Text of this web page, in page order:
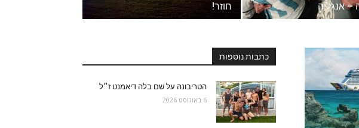
– אנגליה
חוזר!
כתבות נוספות
הטריבונה על שם בלה דיאמנט ז״ל
6 באוגוסט 2026